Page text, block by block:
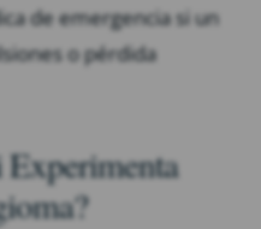
de emergencia si un
o pérdida
Experimenta